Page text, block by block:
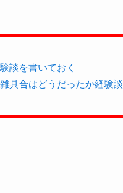
談を書いておく
具合はどうだったか経験談